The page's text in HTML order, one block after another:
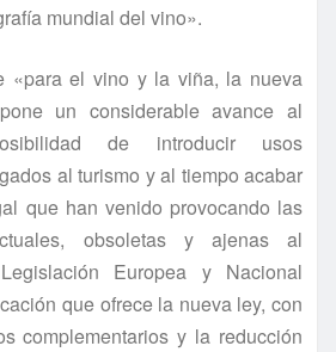
mundial del vino».
«para el vino y la viña, la nueva
un considerable avance al
de introducir usos
al turismo y al tiempo acabar
que han venido provocando las
obsoletas y ajenas al
Europea y Nacional
que ofrece la nueva ley, con
complementarios y la reducción